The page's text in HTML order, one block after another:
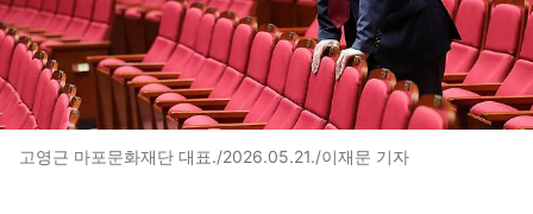
고영근 마포문화재단 대표./2026.05.21./이재문 기자